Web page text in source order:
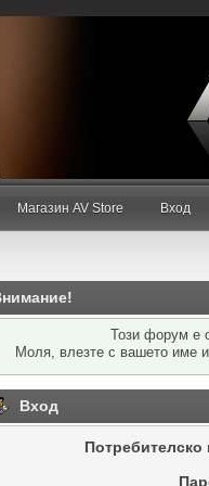
име
Магазин AV Store Вход
Този форум е
Моля, влезте с вашето име
Вход
Потребителско